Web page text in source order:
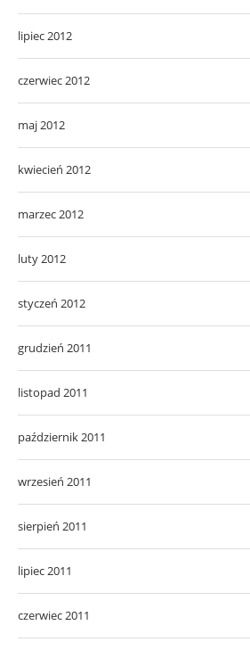
lipiec 2012
czerwiec 2012
maj 2012
kwiecień 2012
marzec 2012
luty 2012
styczeń 2012
grudzień 2011
listopad 2011
październik 2011
wrzesień 2011
sierpień 2011
lipiec 2011
czerwiec 2011